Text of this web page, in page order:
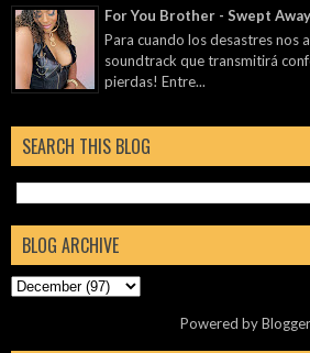
For You Brother - Swept Away
Para cuando los desastres nos
soundtrack que transmitirá
pierdas! Entre...
SEARCH THIS BLOG
BLOG ARCHIVE
Powered byBlogger